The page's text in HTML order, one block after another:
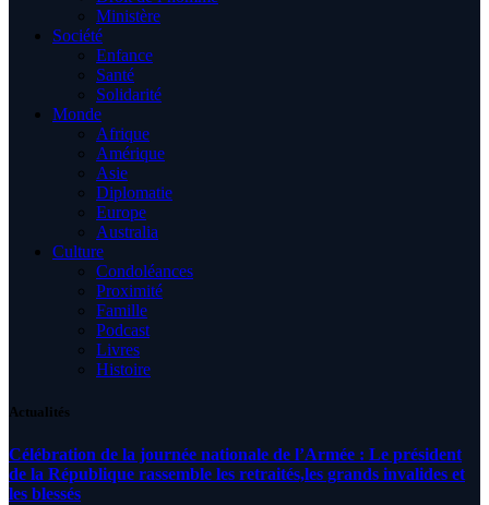
Ministère
Société
Enfance
Santé
Solidarité
Monde
Afrique
Amérique
Asie
Diplomatie
Europe
Australia
Culture
Condoléances
Proximité
Famille
Podcast
Livres
Histoire
Actualités
Célébration de la journée nationale de l’Armée : Le président
de la République rassemble les retraités,les grands invalides et
les blessés